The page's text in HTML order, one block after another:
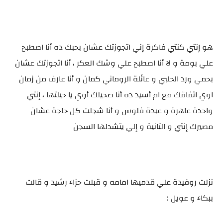
هو إنتي كنتي فاكرة إني اتجوزتك عشان بحبك ده أنا اصطبح
علي بومة و لا أنا اصطبح علي وشك العكر ، أنا اتجوزتك عشان
بحمي ورد الحلبي و عائلة الروماني كمان و أنا عارف من زمان
اوي اتفاقك مع ام أسيد ده أنا صحيلك أوي يا حيلتها ، إنتي
واحدة عاهرة و عبدة فلوس و أنا شجلت كل حاجة عشان
مصيرك إنتي و التانية و إلي يتشدلها السجن
نزلت روفيدة علي قدميها امامه و قبلت حزاء رشيد و قالت
ببكاء و عويل :